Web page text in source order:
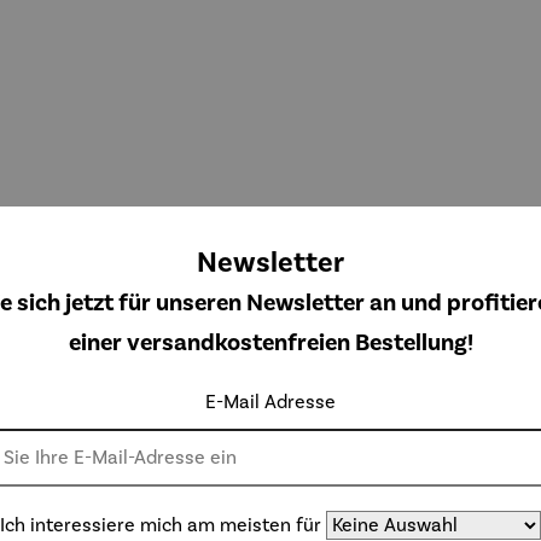
von 4.8 von 5 Sternen
€
Klemmma
84,95 €
Sonnensc
300 cm
Sonnensc
Streben
Newsletter
sich jetzt für unseren Newsletter an und
einer versandkostenfreien Bestellung!
E-Mail Adresse
Ich interessiere mich am meisten für